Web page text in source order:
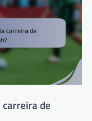
carreira de